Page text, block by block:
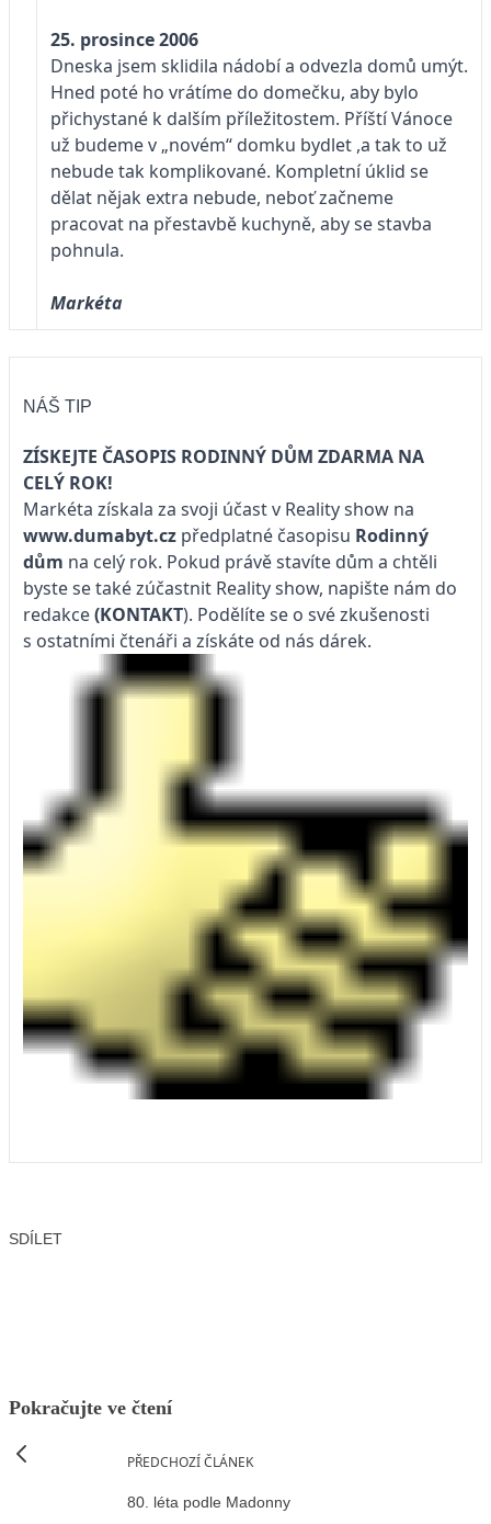
25. prosince 2006
Dneska jsem sklidila nádobí a odvezla domů umýt.
Hned poté ho vrátíme do domečku, aby bylo
přichystané k dalším příležitostem. Příští Vánoce
už budeme v „novém“ domku bydlet ,a tak to už
nebude tak komplikované. Kompletní úklid se
dělat nějak extra nebude, neboť začneme
pracovat na přestavbě kuchyně, aby se stavba
pohnula.
Markéta
NÁŠ TIP
ZÍSKEJTE ČASOPIS RODINNÝ DŮM ZDARMA NA
CELÝ ROK!
Markéta získala za svoji účast v Reality show na
www.dumabyt.cz předplatné časopisu Rodinný
dům na celý rok. Pokud právě stavíte dům a chtěli
byste se také zúčastnit Reality show, napište nám do
redakce(KONTAKT). Podělíte se o své zkušenosti
s ostatními čtenáři a získáte od nás dárek.
SDÍLET
Pokračujte ve čtení
PŘEDCHOZÍ ČLÁNEK
80. léta podle Madonny